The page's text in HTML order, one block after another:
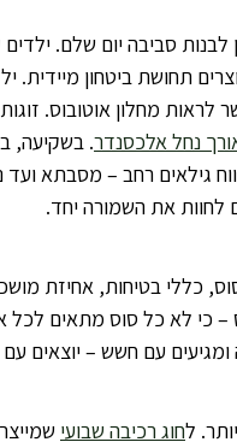
סביבה יום שלם.
תחושת ביטחון מיידית.
לראות מחלון אוטובוס.
נחל אלכסנדר. בשקיעה,
גילאים רחב – מסבתא ועד
את השמורה יחד.
כללי בטיחות, אחיזת
כי לא כל סוס מתאים לכל
עם חשש – יוצאים
לחוג רכיבה שבועי